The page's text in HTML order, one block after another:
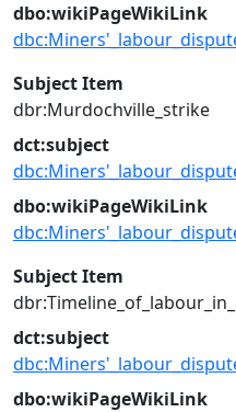
dbo:wikiPageWikiLink
Subject Item
dbr:Murdochville_strike
dct:subject
dbo:wikiPageWikiLink
Subject Item
dct:subject
dbo:wikiPageWikiLink